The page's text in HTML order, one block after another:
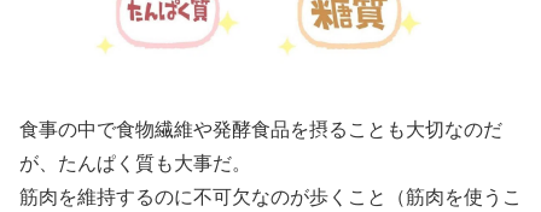
食事の中で食物繊維や発酵食品を摂ることも大切なのだ
が、たんぱく質も大事だ。
筋肉を維持するのに不可欠なのが歩くこと（筋肉を使うこ